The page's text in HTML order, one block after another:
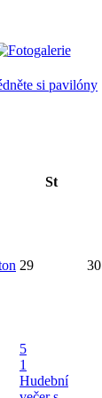
si pavilóny
St
29 30
5
1
Hudební